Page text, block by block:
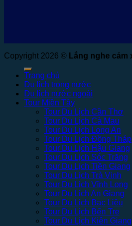
Copyright 2026 © Lắng nghe cảm
Trang chủ
Du lịch trong nước
Du lịch nước ngoài
Tour Miền Tây
Tour Du Lịch Cần Thơ
Tour Du Lịch Cà Mau
Tour Du Lịch Long An
Tour Du Lịch Đồng Tháp
Tour Du Lịch Hậu Giang
Tour Du Lịch Sóc Trăng
Tour Du Lịch Tiền Giang
Tour Du Lịch Trà Vinh
Tour Du Lịch Vĩnh Long
Tour Du Lịch An Giang
Tour Du Lịch Bạc Liêu
Tour Du Lịch Bến Tre
Tour Du Lịch Kiên Giang